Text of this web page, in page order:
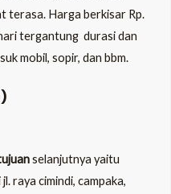
terasa. Harga berkisar Rp.
tergantung durasi dan
mobil, sopir, dan bbm.
selanjutnya yaitu
raya cimindi, campaka,